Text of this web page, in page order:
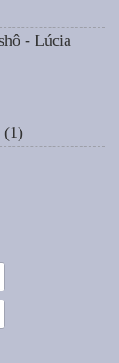
- Lúcia
(1)